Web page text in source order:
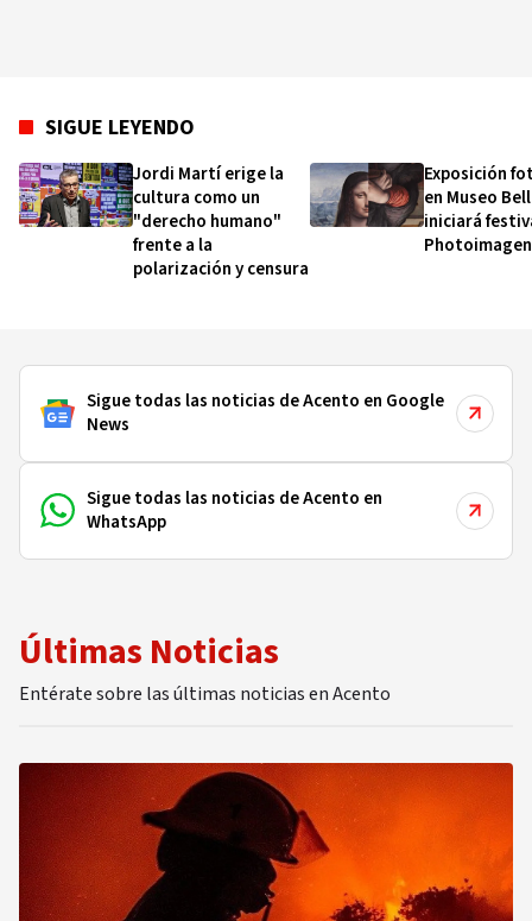
SIGUE LEYENDO
Jordi Martí erige la
cultura como un
"derecho humano"
frente a la
polarización y censura
Exposición
en Museo
iniciará
Sigue todas las noticias de Acento en Google
News
Sigue todas las noticias de Acento en
WhatsApp